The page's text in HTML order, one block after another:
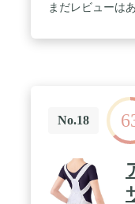
まだレビューは
No.18